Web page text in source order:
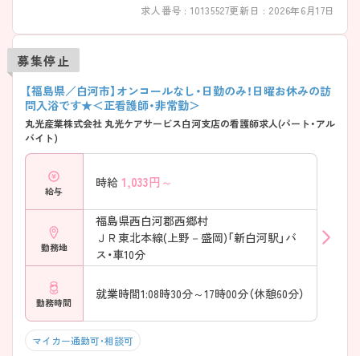
求人番号 : 10135527更新日 : 2026年6月17日
募集停止
【福島県／白河市】オンコールなし・日勤のみ！日曜お休みの訪
問入浴です★＜正看護師・非常勤＞
丸光産業株式会社 丸光ケアサービス白河支店の看護師求人(パート・アル
バイト)
給与
時給 1,033円～
勤務地
福島県西白河郡西郷村
ＪＲ東北本線(上野－盛岡)「新白河駅」バ
ス・車10分
勤務時間
就業時間1:08時30分～17時00分（休憩60分）
マイカー通勤可・相談可